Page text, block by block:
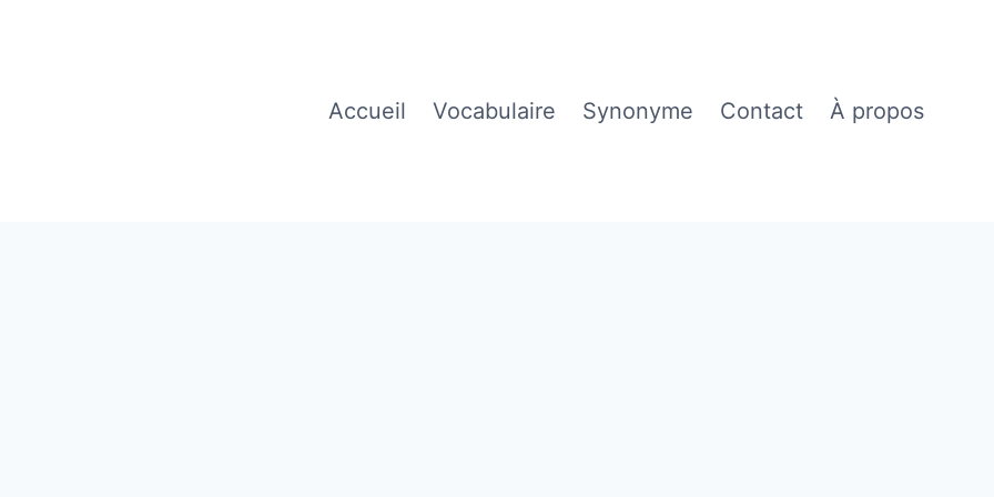
Accueil Vocabulaire Synonyme Contact À propos